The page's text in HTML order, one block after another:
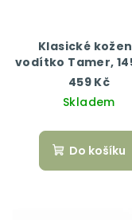
Klasické
vodítko Tamer,
černá
459 Kč
Skladem
Do košíku